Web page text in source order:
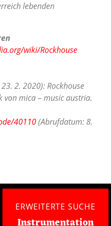
lebenden
wiki/Rockhouse
2. 2020): Rockhouse
von mica – music austria.
40110(Abrufdatum: 8.
ERWEITERTE SUCHE